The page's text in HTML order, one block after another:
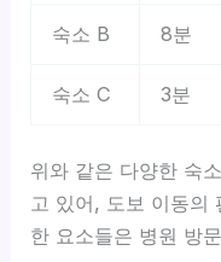
숙소 B 8분
숙소 C 3분
위와 같은 다양한 숙
고 있어, 도보 이동의
한 요소들은 병원 방